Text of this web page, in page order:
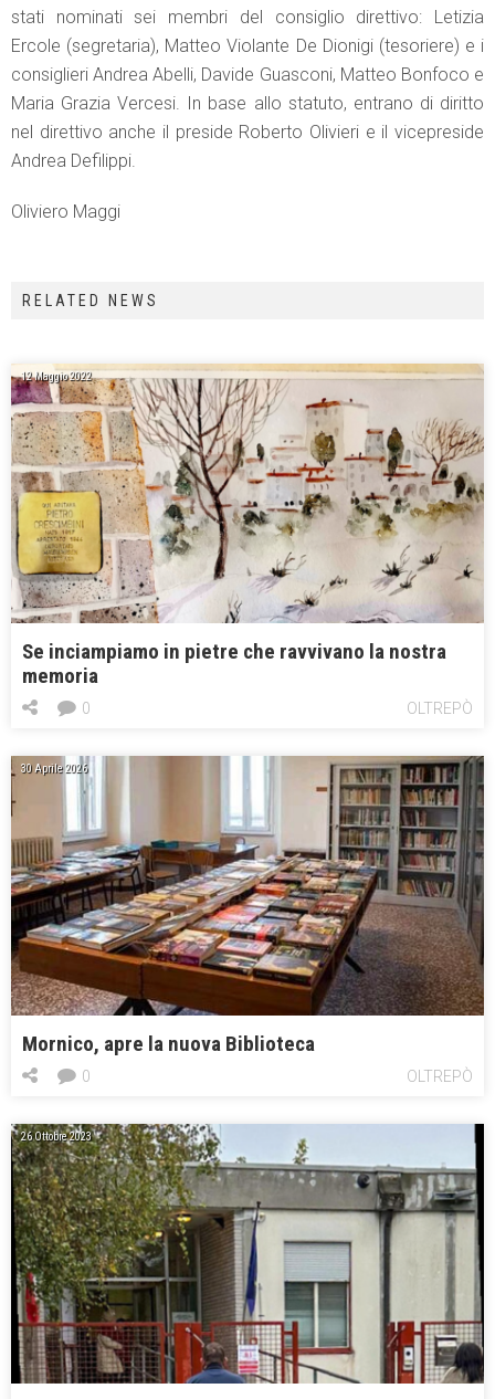
stati nominati sei membri del consiglio direttivo: Letizia
Ercole (segretaria), Matteo Violante De Dionigi (tesoriere) e i
consiglieri Andrea Abelli, Davide Guasconi, Matteo Bonfoco e
Maria Grazia Vercesi. In base allo statuto, entrano di diritto
nel direttivo anche il preside Roberto Olivieri e il vicepreside
Andrea Defilippi.
Oliviero Maggi
RELATED NEWS
12 Maggio 2022
Se inciampiamo in pietre che ravvivano la nostra
memoria
OLTREPÒ
0
30 Aprile 2026
Mornico, apre la nuova Biblioteca
OLTREPÒ
0
26 Ottobre 2023